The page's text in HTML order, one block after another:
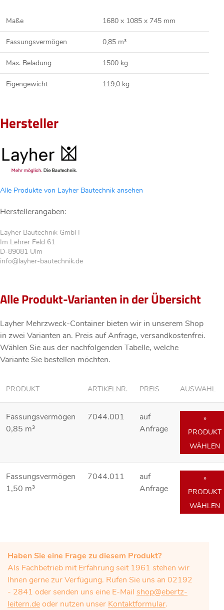
Maße 1680 x 1085 x 745 mm
Fassungsvermögen 0,85 m³
Max. Beladung 1500 kg
Eigengewicht 119,0 kg
Hersteller
Alle Produkte von Layher Bautechnik ansehen
Herstellerangaben:
Layher Bautechnik GmbH
Im Lehrer Feld 61
D-89081 Ulm
info@layher-bautechnik.de
Alle Produkt-Varianten in der Übersicht
Layher Mehrzweck-Container bieten wir in unserem Shop
in zwei Varianten an. Preis auf Anfrage, versandkostenfrei.
Wählen Sie aus der nachfolgenden Tabelle, welche
Variante Sie bestellen möchten.
PRODUKT ARTIKELNR. PREIS AUSWAHL
Fassungsvermögen
0,85 m³
7044.001
auf
Anfrage
»
PRODUKT
WÄHLEN
Fassungsvermögen
1,50 m³
7044.011
auf
Anfrage
»
PRODUKT
WÄHLEN
Haben Sie eine Frage zu diesem Produkt?
Als Fachbetrieb mit Erfahrung seit 1961 stehen wir
Ihnen gerne zur Verfügung. Rufen Sie uns an 02192
- 2841 oder senden uns eine E-Mail shop@ebertz-
leitern.deoder nutzen unser Kontaktformular.